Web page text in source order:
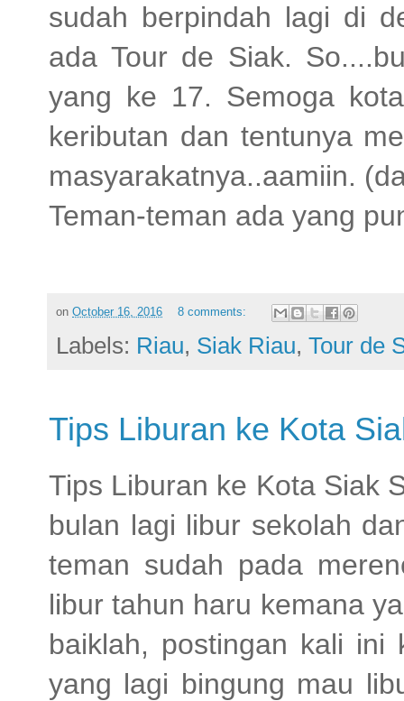
sudah berpindah lagi di
ada Tour de Siak.
yang ke 17. Semoga
keributan dan tentunya
masyarakatnya..aamiin.
Teman-teman ada yang
on October 16, 2016 8 comments:
Labels: Riau, Siak Riau, Tour de
Tips Liburan ke Kota
Tips Liburan ke Kota Siak
bulan lagi libur sekolah
teman sudah pada
libur tahun haru kemana
baiklah, postingan kali ini
yang lagi bingung mau